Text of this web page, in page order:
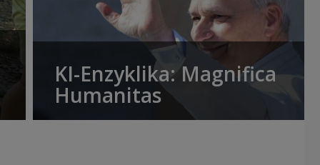
KI-Enzyklika: Magnifica
Humanitas